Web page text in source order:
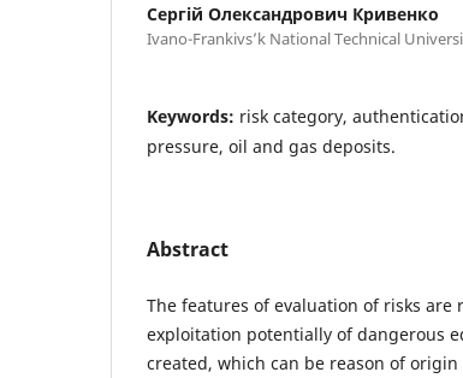
Сергій Олександрович Кривенко
Ivano-Frankivs’k National Technical
Keywords: risk category,
pressure, oil and gas deposits.
Abstract
The features of evaluation of risks are
exploitation potentially of dangerous
created, which can be reason of